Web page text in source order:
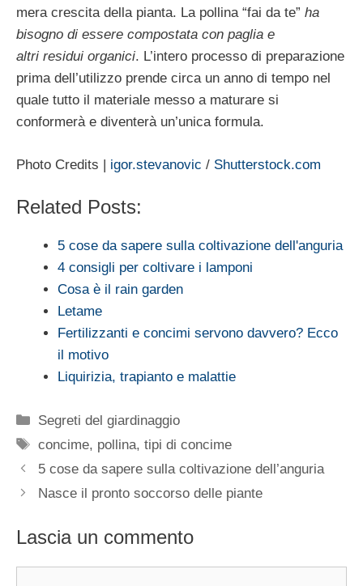
mera crescita della pianta. La pollina “fai da te” ha
bisogno di essere compostata con paglia e
altri residui organici. L’intero processo di preparazione
prima dell’utilizzo prende circa un anno di tempo nel
quale tutto il materiale messo a maturare si
conformerà e diventerà un’unica formula.
Photo Credits | igor.stevanovic / Shutterstock.com
Related Posts:
5 cose da sapere sulla coltivazione dell'anguria
4 consigli per coltivare i lamponi
Cosa è il rain garden
Letame
Fertilizzanti e concimi servono davvero? Ecco
il motivo
Liquirizia, trapianto e malattie
Categorie
Segreti del giardinaggio
Tag
concime, pollina,tipi di concime
5 cose da sapere sulla coltivazione dell’anguria
Nasce il pronto soccorso delle piante
Lascia un commento